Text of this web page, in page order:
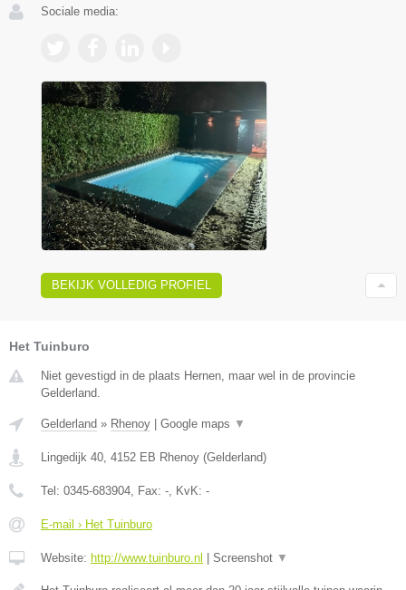
Sociale media:
BEKIJK VOLLEDIG PROFIEL
Het Tuinburo
Niet gevestigd in de plaats Hernen, maar wel in de provincie
Gelderland.
Gelderland » Rhenoy Google maps ▼
Lingedijk 40 4152 EB Rhenoy (Gelderland)
Tel: 0345-683904 , Fax: - , KvK: -
E-mail › Het Tuinburo
Website: http://www.tuinburo.nl Screenshot ▼